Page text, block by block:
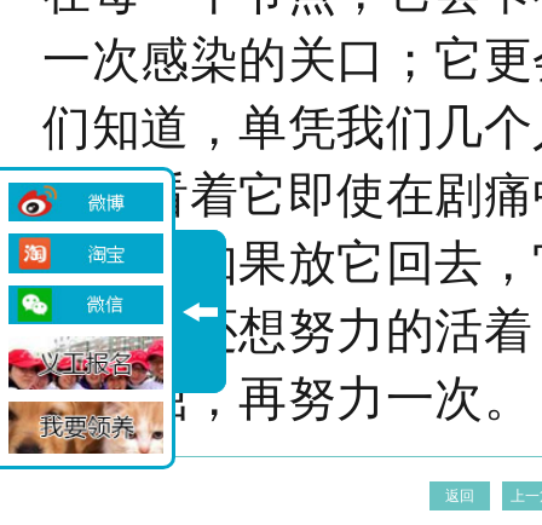
一次感染的关口；它
们知道，单凭我们几
我们看着它即使在剧
我想到如果放它回去
定，它还想努力的活
的不屈，再努力一次。
返回 上